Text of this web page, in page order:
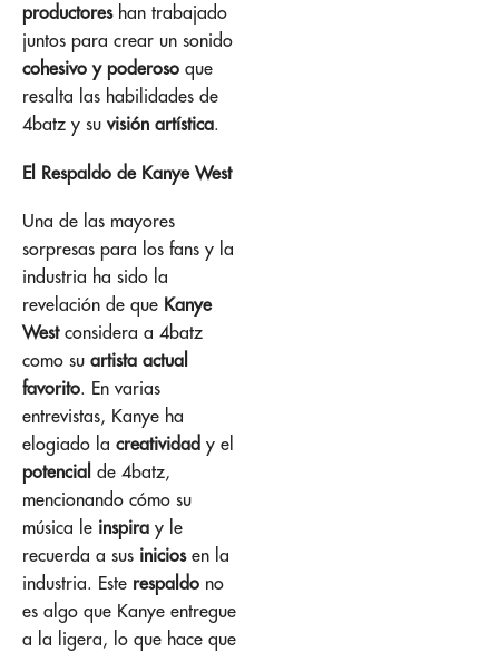
productoreshan trabajado
juntos para crear un sonido
cohesivo y poderoso que
resalta las habilidades de
4batz y suvisión artística.
El Respaldo de Kanye West
Una de las mayores
sorpresas para los fans y la
industria ha sido la
revelación de que Kanye
Westconsidera a 4batz
como su artista actual
favorito. En varias
entrevistas, Kanye ha
elogiado la creatividad y el
potencial de 4batz,
mencionando cómo su
música le inspira y le
recuerda a sus iniciosen la
industria. Este respaldo no
es algo que Kanye entregue
a la ligera, lo que hace que